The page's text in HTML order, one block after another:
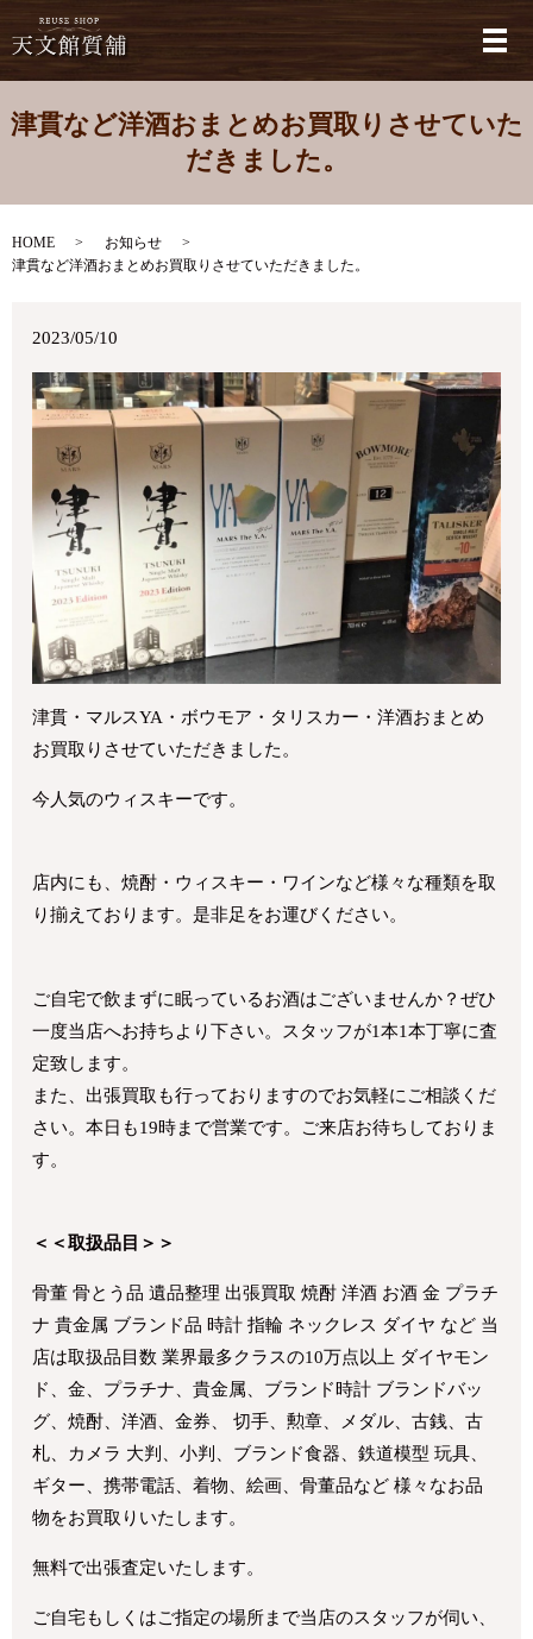
メ
津貫など洋酒おまとめお買取りさせていた
だきました。
HOME
お知らせ
津貫など洋酒おまとめお買取りさせていただきました。
2023/05/10
津貫・マルスYA・ボウモア・タリスカー・洋酒おまとめ
お買取りさせていただきました。
今人気のウィスキーです。
店内にも、焼酎・ウィスキー・ワインなど様々な種類を取
り揃えております。是非足をお運びください。
ご自宅で飲まずに眠っているお酒はございませんか？ぜひ
一度当店へお持ちより下さい。スタッフが1本1本丁寧に査
定致します。
また、出張買取も行っておりますのでお気軽にご相談くだ
さい。本日も19時まで営業です。ご来店お待ちしておりま
す。
＜＜取扱品目＞＞
骨董 骨とう品 遺品整理 出張買取 焼酎 洋酒 お酒 金 プラチ
ナ 貴金属 ブランド品 時計 指輪 ネックレス ダイヤ など 当
店は取扱品目数 業界最多クラスの10万点以上 ダイヤモン
ド、金、プラチナ、貴金属、ブランド時計 ブランドバッ
グ、焼酎、洋酒、金券、 切手、勲章、メダル、古銭、古
札、カメラ 大判、小判、ブランド食器、鉄道模型 玩具、
ギター、携帯電話、着物、絵画、骨董品など 様々なお品
物をお買取りいたします。
無料で出張査定いたします。
ご自宅もしくはご指定の場所まで当店のスタッフが伺い、